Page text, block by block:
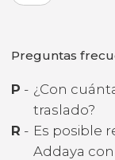
Preguntas
P - ¿Con
traslado?
R - Es posible
Addaya